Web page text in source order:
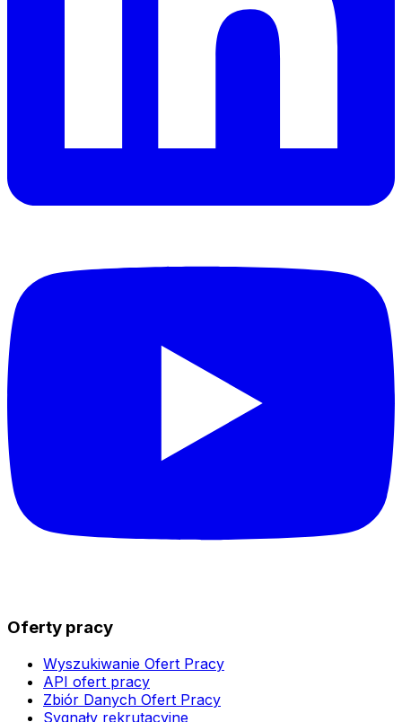
Oferty pracy
Wyszukiwanie Ofert Pracy
API ofert pracy
Zbiór Danych Ofert Pracy
Sygnały rekrutacyjne